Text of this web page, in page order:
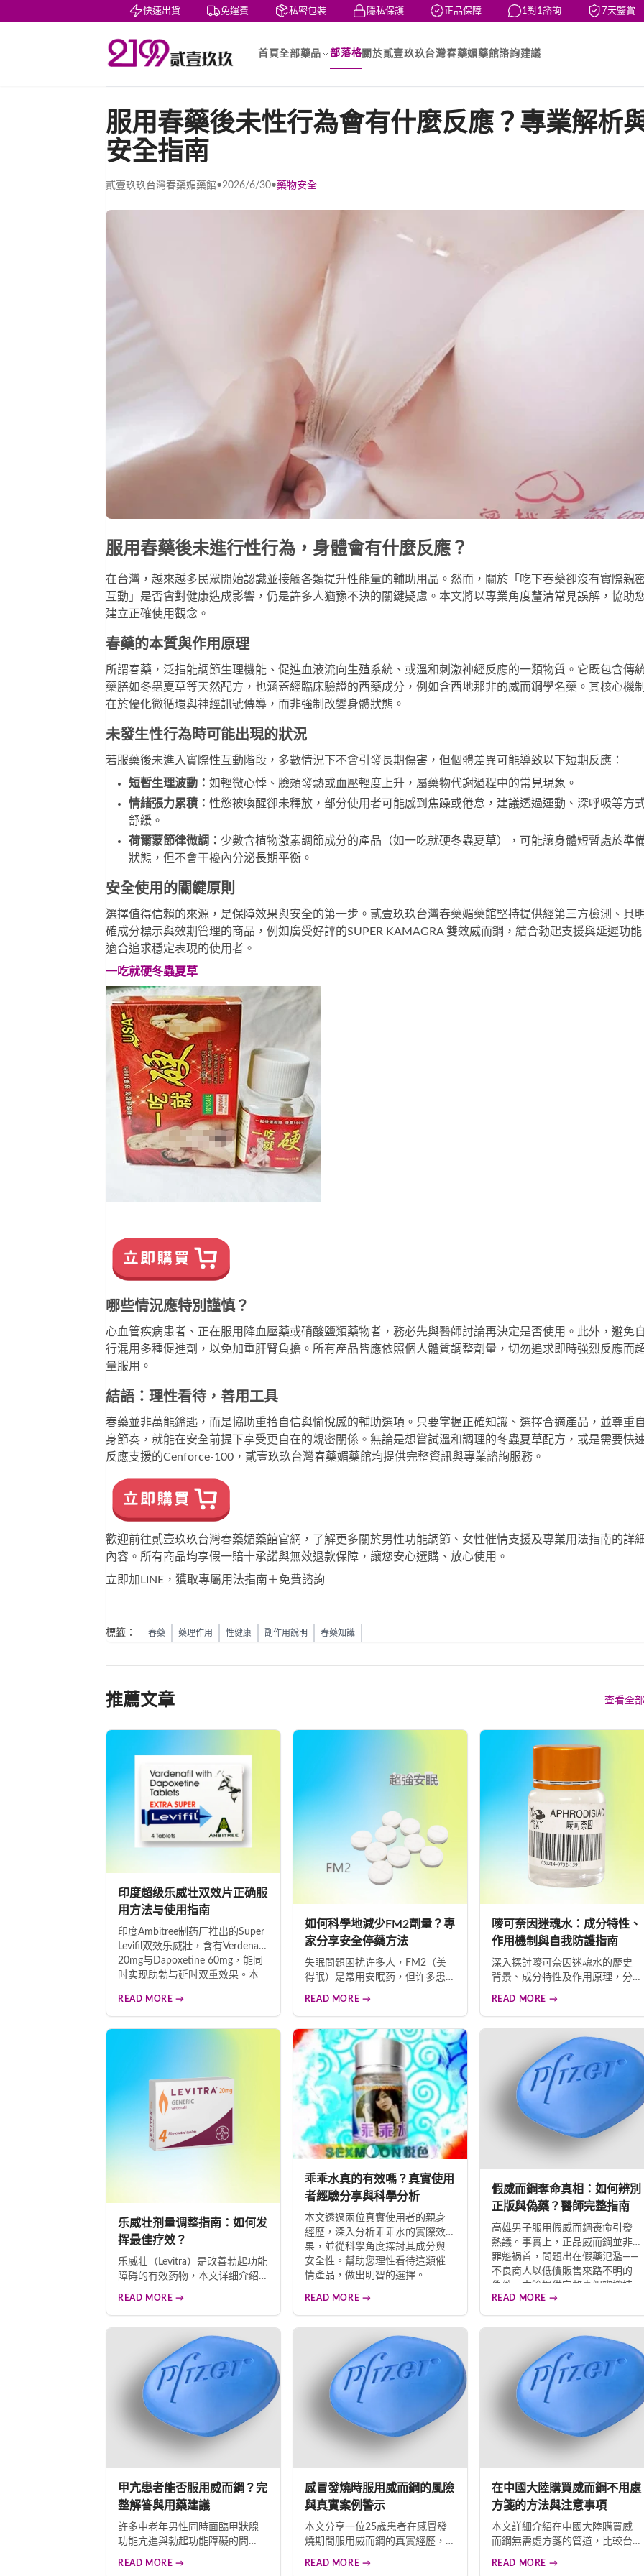
快速出貨 免運費 私密包裝 隱私保護 正品保障 1對1諮詢 7天鑒賞
首頁全部藥品 部落格關於貳壹玖玖台灣春藥媚藥館諮詢建議
服用春藥後未性行為會有什麼反應？專業解析
安全指南
貳壹玖玖台灣春藥媚藥館•2026/6/30•藥物安全
服用春藥後未進行性行為，身體會有什麼反應？
在台灣，越來越多民眾開始認識並接觸各類提升性能量的輔助用品。然而，關於「吃下春藥卻沒有實際親
互動」是否會對健康造成影響，仍是許多人猶豫不決的關鍵疑慮。本文將以專業角度釐清常見誤解，協助
建立正確使用觀念。
春藥的本質與作用原理
所謂春藥，泛指能調節生理機能、促進血液流向生殖系統、或溫和刺激神經反應的一類物質。它既包含傳
藥膳如 冬蟲夏草等天然配方，也涵蓋經臨床驗證的西藥成分，例如含西地那非的威而鋼學名藥 。其核心機
在於優化微循環與神經訊號傳導，而非強制改變身體狀態。
未發生性行為時可能出現的狀況
若服藥後未進入實際性互動階段，多數情況下不會引發長期傷害，但個體差異可能導致以下短期反應：
短暫生理波動： 如輕微心悸、臉頰發熱或血壓輕度上升，屬藥物代謝過程中的常見現象。
情緒張力累積： 性慾被喚醒卻未釋放，部分使用者可能感到焦躁或倦怠，建議透過運動、深呼吸等方
舒緩。
荷爾蒙節律微調： 少數含植物激素調節成分的產品（如一吃就硬冬蟲夏草），可能讓身體短暫處於準
狀態，但不會干擾內分泌長期平衡。
安全使用的關鍵原則
選擇值得信賴的來源，是保障效果與安全的第一步。貳壹玖玖台灣春藥媚藥館堅持提供經第三方檢測、具
確成分標示與效期管理的商品，例如廣受好評的SUPER KAMAGRA 雙效威而鋼 ，結合勃起支援與延遲功
適合追求穩定表現的使用者。
一吃就硬冬蟲夏草
哪些情況應特別謹慎？
心血管疾病患者、正在服用降血壓藥或硝酸鹽類藥物者，務必先與醫師討論再決定是否使用。此外，避免
行混用多種促進劑，以免加重肝腎負擔。所有產品皆應依照個人體質調整劑量，切勿追求即時強烈反應而
量服用。
結語：理性看待，善用工具
春藥並非萬能鑰匙，而是協助重拾自信與愉悅感的輔助選項。只要掌握正確知識、選擇合適產品，並尊重
身節奏，就能在安全前提下享受更自在的親密關係。無論是想嘗試溫和調理的冬蟲夏草配方 ，或是需要快
反應支援的Cenforce-100 ，貳壹玖玖台灣春藥媚藥館均提供完整資訊與專業諮詢服務。
歡迎前往貳壹玖玖台灣春藥媚藥館官網，了解更多關於男性功能調節、女性催情支援及專業用法指南的詳
內容。所有商品均享假一賠十承諾與無效退款保障，讓您安心選購、放心使用。
立即加LINE，獲取專屬用法指南＋免費諮詢
標籤： 春藥 藥理作用 性健康 副作用說明 春藥知識
推薦文章 查看全部
印度超级乐威壮双效片正确服
用方法与使用指南
印度Ambitree制药厂推出的Super
Levifil双效乐威壯，含有Verdenafil
20mg与Dapoxetine 60mg，能同
时实现助勃与延时双重效果。本
用时机、正确剂量调整方法，以
及服用注意事项，帮助用户安全
READ MORE →
如何科學地減少FM2劑量？專
家分享安全停藥方法
失眠問題困扰许多人，FM2（美
得眠）是常用安眠药，但许多患
赖。本文介绍三种安全停药方
法：隔日服药法、渐进减量法和
替代转换法，帮助患者顺利摆脱
药物困扰，避免反弹性失眠。
READ MORE →
嘜可奈因迷魂水：成分特性、
作用機制與自我防護指南
深入探討嘜可奈因迷魂水的歷史
背景、成分特性及作用原理，分
範建議，幫助讀者提升安全意
READ MORE →
乐威壮剂量调整指南：如何发
挥最佳疗效？
乐威壮（Levitra）是改善勃起功能
障碍的有效药物，本文详细介绍
10mg，可在医师指导下调整至
20mg。服药后30分钟内见效，效
果通常在使用6-8次后达到最佳。
需注意无性刺激则无勃起效果。
药物不具备传统成瘾特性，间歇
使用不会造成成分累积。遵循医
嘱、合理调整剂量、维持积极心
态是确保疗效与安全的关键。
READ MORE →
乖乖水真的有效嗎？真實使用
者經驗分享與科學分析
本文透過兩位真實使用者的親身
經歷，深入分析乖乖水的實際效
果，並從科學角度探討其成分與
安全性。幫助您理性看待這類催
情產品，做出明智的選擇。
READ MORE →
假威而鋼奪命真相：如何辨別
正版與偽藥？醫師完整指南
高雄男子服用假威而鋼喪命引發
熱議。事實上，正品威而鋼並非
罪魁祸首，問題出在假藥氾濫——
不良商人以低價販售來路不明的
偽藥。本篇提供完整真假辨識技
巧：檢查雷射防偽標籤、藥丸淡
藍色澤、清晰刻字等特徵，並建
議透過正規管道購買，切勿貪圖
便宜而危害健康。
READ MORE →
甲亢患者能否服用威而鋼？完
整解答與用藥建議
許多中老年男性同時面臨甲狀腺
功能亢進與勃起功能障礙的問
READ MORE →
感冒發燒時服用威而鋼的風險
與真實案例警示
本文分享一位25歲患者在感冒發
燒期間服用威而鋼的真實經歷，
READ MORE →
在中國大陸購買威而鋼不用處
方箋的方法與注意事項
本文詳細介紹在中國大陸購買威
而鋼無需處方箋的管道，比較台
READ MORE →